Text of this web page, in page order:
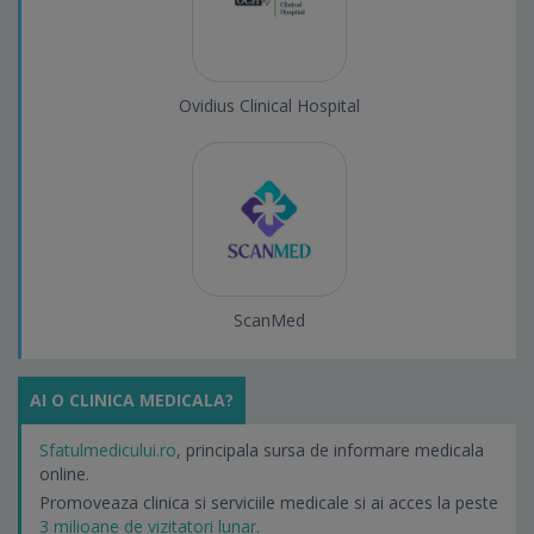
Ovidius Clinical Hospital
ScanMed
AI O CLINICA MEDICALA?
Sfatulmedicului.ro, principala sursa de informare medicala
online.
Promoveaza clinica si serviciile medicale si ai acces la peste
3 milioane de vizitatori lunar.